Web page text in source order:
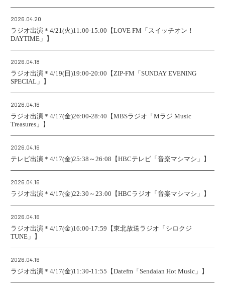
2026.04.20
ラジオ出演＊4/21(火)11:00-15:00【LOVE FM「スイッチオン！
DAYTIME」】
2026.04.18
ラジオ出演＊4/19(日)19:00-20:00【ZIP-FM「SUNDAY EVENING
SPECIAL」】
2026.04.16
ラジオ出演＊4/17(金)26:00-28:40【MBSラジオ「Mラジ Music
Treasures」】
2026.04.16
テレビ出演＊4/17(金)25:38～26:08【HBCテレビ「音楽マシマシ」】
2026.04.16
ラジオ出演＊4/17(金)22:30～23:00【HBCラジオ「音楽マシマシ」】
2026.04.16
ラジオ出演＊4/17(金)16:00-17:59【東北放送ラジオ「シロクジ
TUNE」】
2026.04.16
ラジオ出演＊4/17(金)11:30-11:55【Datefm「Sendaian Hot Music」】